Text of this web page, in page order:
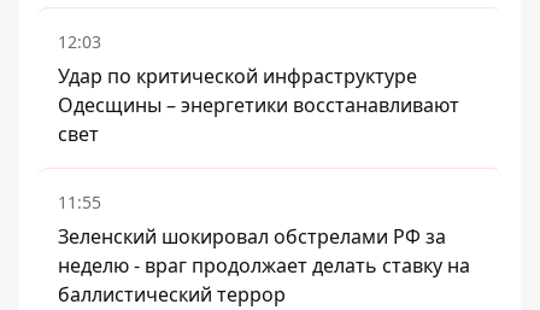
12:03
Удар по критической инфраструктуре
Одесщины – энергетики восстанавливают
свет
11:55
Зеленский шокировал обстрелами РФ за
неделю - враг продолжает делать ставку на
баллистический террор